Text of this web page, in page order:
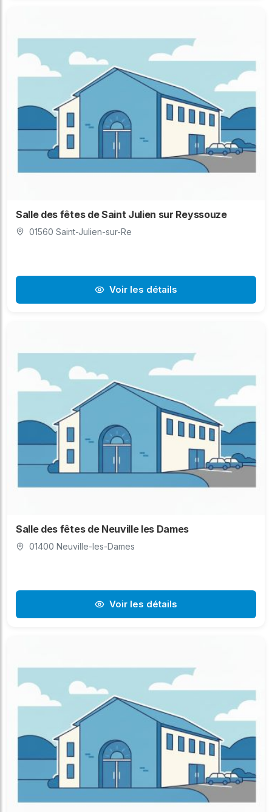
Salle des fêtes de Saint Julien sur Reyssouze
01560 Saint-Julien-sur-Re
Voir les détails
Salle des fêtes de Neuville les Dames
01400 Neuville-les-Dames
Voir les détails